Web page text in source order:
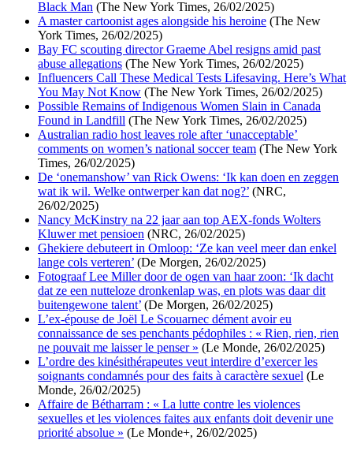
Black Man (The New York Times, 26/02/2025)
A master cartoonist ages alongside his heroine (The New
York Times, 26/02/2025)
Bay FC scouting director Graeme Abel resigns amid past
abuse allegations (The New York Times, 26/02/2025)
Influencers Call These Medical Tests Lifesaving. Here’s What
You May Not Know (The New York Times, 26/02/2025)
Possible Remains of Indigenous Women Slain in Canada
Found in Landfill (The New York Times, 26/02/2025)
Australian radio host leaves role after ‘unacceptable’
comments on women’s national soccer team (The New York
Times, 26/02/2025)
De ‘onemanshow’ van Rick Owens: ‘Ik kan doen en zeggen
wat ik wil. Welke ontwerper kan dat nog?’ (NRC,
26/02/2025)
Nancy McKinstry na 22 jaar aan top AEX-fonds Wolters
Kluwer met pensioen (NRC, 26/02/2025)
Ghekiere debuteert in Omloop: ‘Ze kan veel meer dan enkel
lange cols verteren’ (De Morgen, 26/02/2025)
Fotograaf Lee Miller door de ogen van haar zoon: ‘Ik dacht
dat ze een nutteloze dronkenlap was, en plots was daar dit
buitengewone talent’ (De Morgen, 26/02/2025)
L’ex-épouse de Joël Le Scouarnec dément avoir eu
connaissance de ses penchants pédophiles : « Rien, rien, rien
ne pouvait me laisser le penser » (Le Monde, 26/02/2025)
L’ordre des kinésithérapeutes veut interdire d’exercer les
soignants condamnés pour des faits à caractère sexuel (Le
Monde, 26/02/2025)
Affaire de Bétharram : « La lutte contre les violences
sexuelles et les violences faites aux enfants doit devenir une
priorité absolue » (Le Monde+, 26/02/2025)